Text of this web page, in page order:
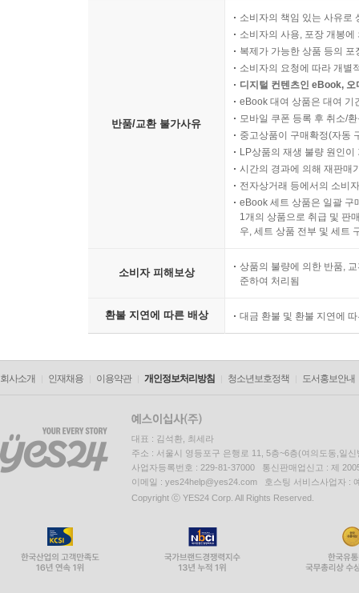
반품/교환 불가사유
소비자의 책임 있는 사유로
소비자의 사용, 포장 개봉
복제가 가능한 상품 등의
소비자의 요청에 따라 개별
디지털 컨텐츠인 eBook,
eBook 대여 상품은 대여 기
모바일 쿠폰 등록 후 취소/
중고상품이 구매확정(자동
LP상품의 재생 불량 원인
시간의 경과에 의해 재판매
전자상거래 등에서의 소비
eBook 세트 상품은 일괄 구
1개의 상품으로 취급 및 판
우, 세트 상품 전부 및 세트
소비자 피해보상
상품의 불량에 의한 반품,
준하여 처리됨
환불 지연에 따른 배상 대금 환불 및 환불 지연에
회사소개 인재채용 이용약관 개인정보처리방침 청소년보호정책 도서홍보안내
대표 : 김석환, 최세라
주소 : 서울시 영등포구 은행로 11, 5층~6층(여의도동,일신
사업자등록번호 : 229-81-37000 통신판매업신고 : 제
이메일 : yes24help@yes24.com 호스팅 서비스사업자 :
Copyright ⓒ YES24 Corp. All Rights Reserved.